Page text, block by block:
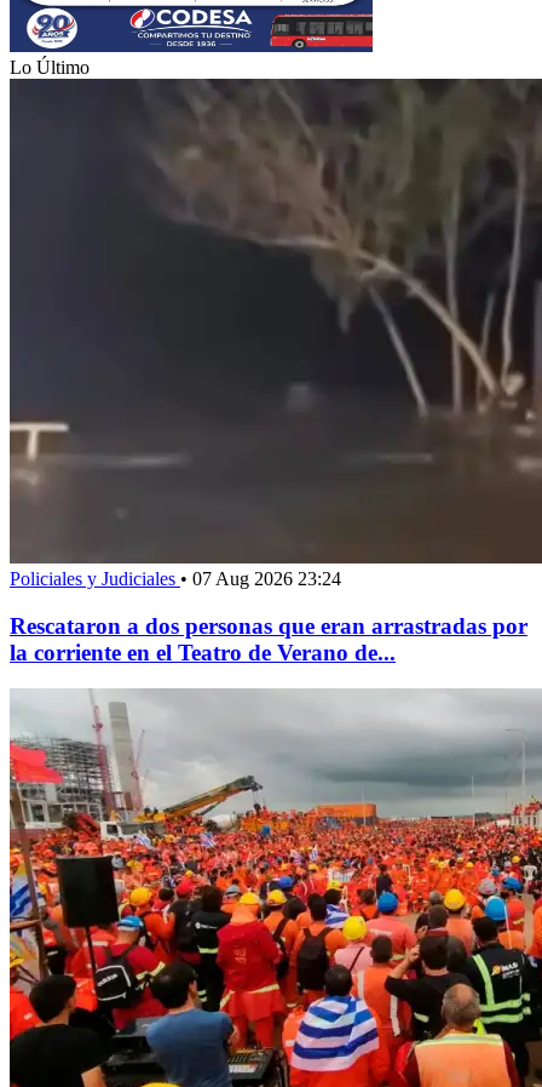
Lo Último
Policiales y Judiciales • 07 Aug 2026 23:24
Rescataron a dos personas que eran arrastradas por
la corriente en el Teatro de Verano de...